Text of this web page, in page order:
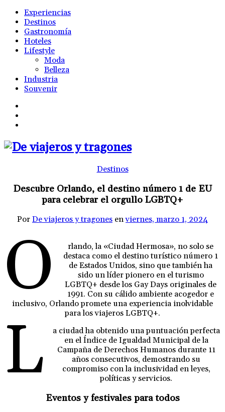
Experiencias
Destinos
Gastronomía
Hoteles
Lifestyle
Moda
Belleza
Industria
Souvenir
Destinos
Descubre Orlando, el destino número 1 de EU
para celebrar el orgullo LGBTQ+
Por De viajeros y tragones enviernes, marzo 1, 2024
O
rlando, la «Ciudad Hermosa», no solo se
destaca como el destino turístico número 1
de Estados Unidos, sino que también ha
sido un líder pionero en el turismo
LGBTQ+ desde los Gay Days originales de
1991. Con su cálido ambiente acogedor e
inclusivo, Orlando promete una experiencia inolvidable
para los viajeros LGBTQ+.
L
a ciudad ha obtenido una puntuación perfecta
en el Índice de Igualdad Municipal de la
Campaña de Derechos Humanos durante 11
años consecutivos, demostrando su
compromiso con la inclusividad en leyes,
políticas y servicios.
Eventos y festivales para todos